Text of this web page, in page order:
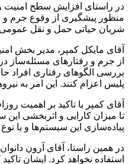
منظور پیشگیری از وقوع جرم و
شریان حیاتی حمل و نقل
بررسی الگوهای رفتاری افراد
پلیس اعزام کنند. این امر به
تا میزان کارایی و اثربخشی
پیاده‌سازی این سیستم‌ها و یا